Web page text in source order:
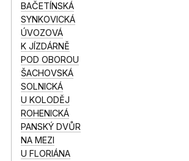
BAČETÍNSKÁ
SYNKOVICKÁ
ÚVOZOVÁ
K JÍZDÁRNĚ
POD OBOROU
ŠACHOVSKÁ
SOLNICKÁ
U KOLODĚJ
ROHENICKÁ
PANSKÝ DVŮR
NA MEZI
U FLORIÁNA